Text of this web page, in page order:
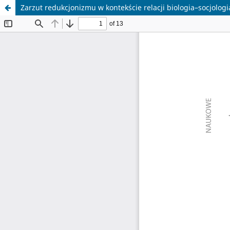
Zarzut redukcjonizmu w kontekście relacji